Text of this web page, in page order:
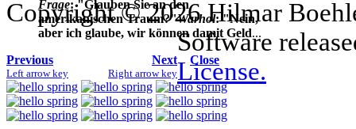
Frage: "Glauben Sie an den
amerikanischen Traum?"Warhol: "Nein,
aber ich glaube, wir können damit Geld...
Previous
Left arrow key
Next
Right arrow key
Close
Copyright © 2026 Hilmar
Software
License.